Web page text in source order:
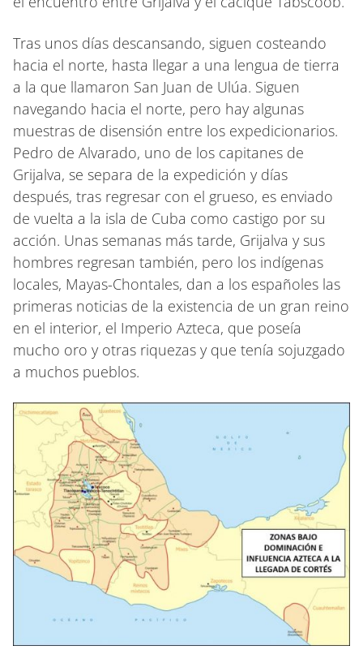
Tras unos días descansando, siguen costeando
hacia el norte, hasta llegar a una lengua de tierra
a la que llamaron San Juan de Ulúa. Siguen
navegando hacia el norte, pero hay algunas
muestras de disensión entre los expedicionarios.
Pedro de Alvarado, uno de los capitanes de
Grijalva, se separa de la expedición y días
después, tras regresar con el grueso, es enviado
de vuelta a la isla de Cuba como castigo por su
acción. Unas semanas más tarde, Grijalva y sus
hombres regresan también, pero los indígenas
locales, Mayas-Chontales, dan a los españoles las
primeras noticias de la existencia de un gran reino
en el interior, el Imperio Azteca, que poseía
mucho oro y otras riquezas y que tenía sojuzgado
a muchos pueblos.